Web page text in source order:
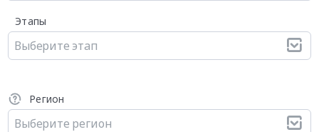
Этапы
Выберите этап
Регион
Выберите регион